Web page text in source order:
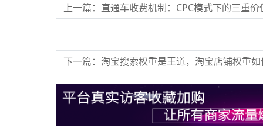
上一篇：直通车收费机制：CPC模式下的三重价
下一篇：淘宝搜索权重是王道，淘宝店铺权重